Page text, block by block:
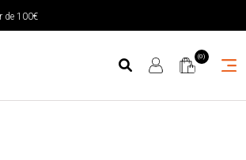
de 100€
(0)